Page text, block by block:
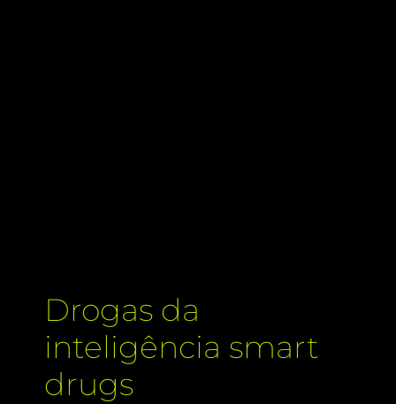
Drogas da
inteligência smart
drugs